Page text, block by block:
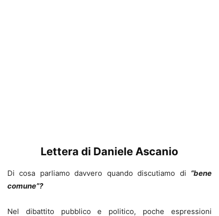
Lettera di Daniele Ascanio
Di cosa parliamo davvero quando discutiamo di “bene
comune”?
Nel dibattito pubblico e politico, poche espressioni